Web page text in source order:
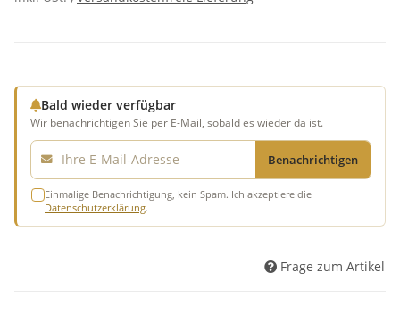
Bald wieder verfügbar
Wir benachrichtigen Sie per E-Mail, sobald es wieder da ist.
E-Mail
Benachrichtigen
Einmalige Benachrichtigung, kein Spam. Ich akzeptiere die
Datenschutzerklärung.
Frage zum Artikel